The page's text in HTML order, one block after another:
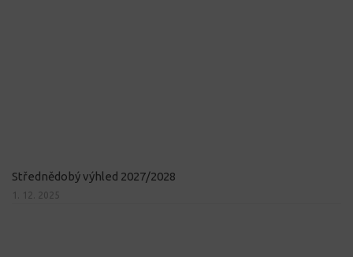
Střednědobý výhled 2027/2028
1. 12. 2025